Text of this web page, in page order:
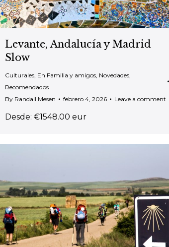
Levante, Andalucía y Madrid
Slow
Culturales En Familia y amigos Novedades
Recomendados
By Randall Mesen febrero 4, 2026 Leave a comment
Desde: €1548.00 eur